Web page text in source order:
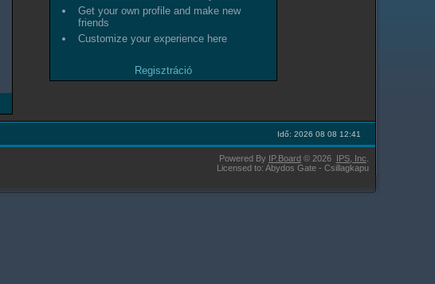
Get your own profile and make new
friends
Customize your experience here
Regisztráció
Idő: 2026 08 08 12:41
Powered By IP.Board © 2026 IPS, Inc.
Licensed to: Abydos Gate - Csillagkapu